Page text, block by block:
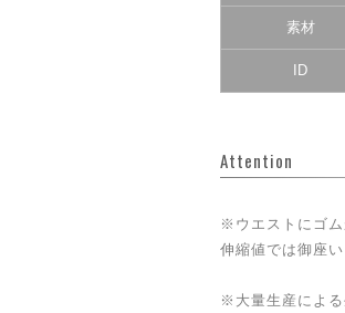
素材
ID
Attention
※ウエストにゴム
伸縮値では御座
※大量生産による